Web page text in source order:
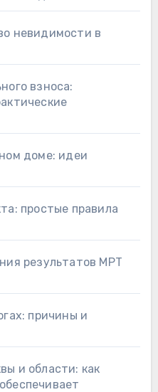
невидимости в
взноса:
доме: идеи
простые правила
результатов МРТ
причины и
и области: как